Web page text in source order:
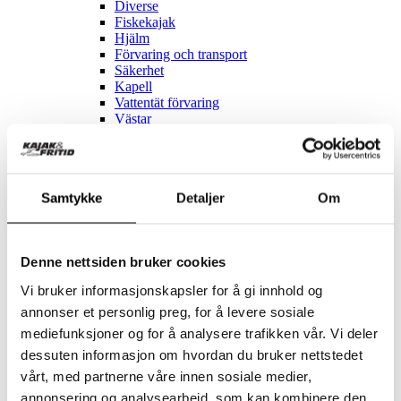
Samtykke Detaljer Om
Denne nettsiden bruker cookies
Vi bruker informasjonskapsler for å gi innhold og
annonser et personlig preg, for å levere sosiale
mediefunksjoner og for å analysere trafikken vår. Vi deler
dessuten informasjon om hvordan du bruker nettstedet
vårt, med partnerne våre innen sosiale medier,
annonsering og analysearbeid, som kan kombinere den
Diverse
Fiskekajak
Hjälm
Förvaring och transport
Säkerhet
Kapell
Vattentät förvaring
Västar
Förvaring och transport
Reservdelar
Se allt inom Reservdelar
Till elcykel
Momas
REA
Cykelservice